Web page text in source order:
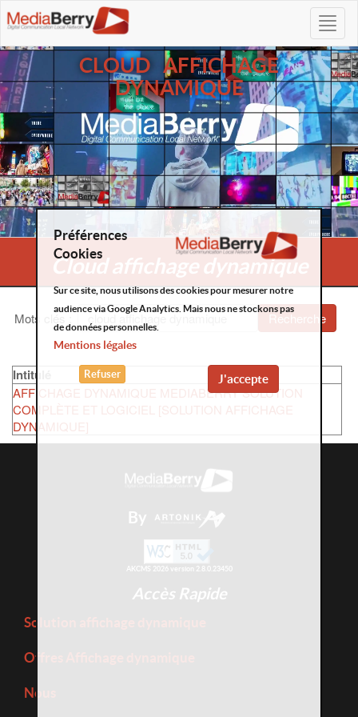
CLOUD AFFICHAGE
DYNAMIQUE
Cloud affichage dynamique
Mots clés Recherche
Intitulé
AFFICHAGE DYNAMIQUE MEDIABERRY SOLUTION
COMPLÈTE ET LOGICIEL [SOLUTION AFFICHAGE
DYNAMIQUE]
By
AKCMS 2026 version 2.8.0.23450
Accès Rapide
Solution affichage dynamique
Offres Affichage dynamique
Nous
Préférences
Cookies
Sur ce site, nous utilisons des cookies pour mesurer notre
audience via Google Analytics. Mais nous ne stockons pas
de données personnelles.
Mentions légales
J'accepte
Refuser